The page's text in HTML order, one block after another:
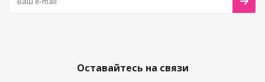
Оставайтесь на связи